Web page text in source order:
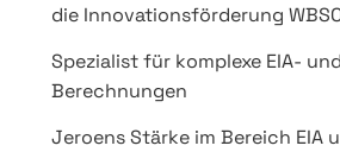
die Innovationsförderung
Spezialist für komplexe EIA-
Berechnungen
Jeroens Stärke im Bereich EIA